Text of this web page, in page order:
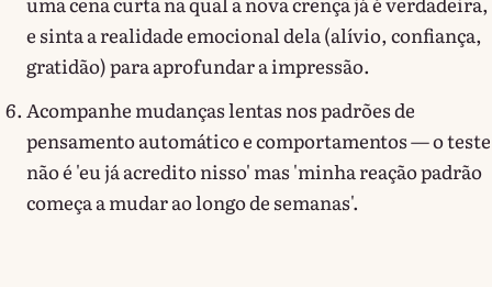
e sinta a realidade emocional dela (alívio, confiança,
gratidão) para aprofundar a impressão.
Acompanhe mudanças lentas nos padrões de
pensamento automático e comportamentos — o teste
não é 'eu já acredito nisso' mas 'minha reação padrão
começa a mudar ao longo de semanas'.